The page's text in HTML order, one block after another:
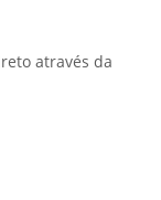
através da